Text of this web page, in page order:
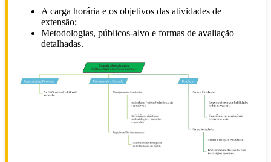
A carga horária e os objetivos das atividades de
extensão;
Metodologias, públicos-alvo e formas de avaliação
detalhadas.